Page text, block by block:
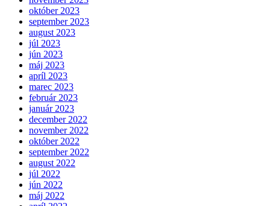
október 2023
september 2023
august 2023
júl 2023
jún 2023
máj 2023
apríl 2023
marec 2023
február 2023
január 2023
december 2022
november 2022
október 2022
september 2022
august 2022
júl 2022
jún 2022
máj 2022